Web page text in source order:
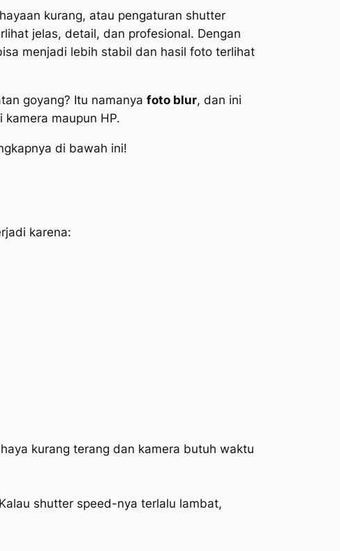
kurang, atau pengaturan shutter
jelas, detail, dan profesional. Dengan
menjadi lebih stabil dan hasil foto terlihat
goyang? Itu namanya foto blur, dan ini
maupun HP.
di bawah ini!
karena:
kurang terang dan kamera butuh waktu
shutter speed-nya terlalu lambat,